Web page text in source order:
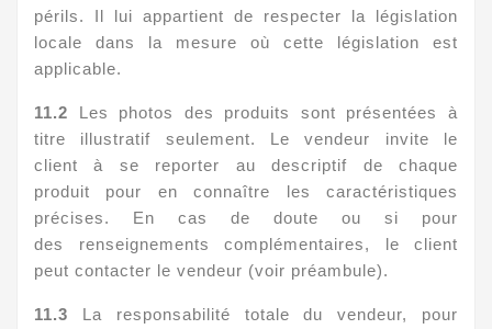
périls. Il lui appartient de respecter la législation
locale dans la mesure où cette législation est
applicable.
11.2 Les photos des produits sont présentées à
titre illustratif seulement. Le vendeur invite le
client à se reporter au descriptif de chaque
produit pour en connaître les caractéristiques
précises. En cas de doute ou si pour
des renseignements complémentaires, le client
peut contacter le vendeur (voir préambule).
11.3 La responsabilité totale du vendeur, pour